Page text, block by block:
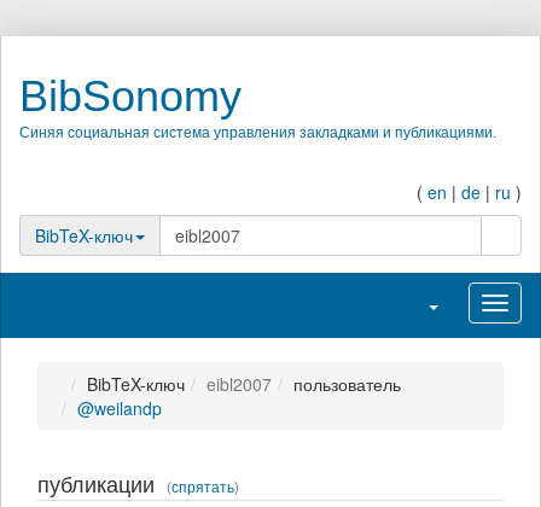
BibSonomy
Синяя социальная система управления закладками и публикациями.
( en | de | ru )
BibTeX-ключ
Переключить
BibTeX-ключ eibl2007
пользователь
@weilandp
публикации (спрятать)